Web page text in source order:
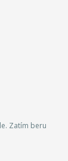
Zatím beru